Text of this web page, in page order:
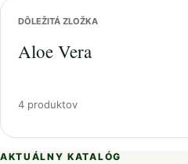
DÔLEŽITÁ ZLOŽKA
Aloe Vera
4 produktov
AKTUÁLNY KATALÓG